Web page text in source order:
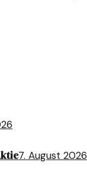
7. August 2026